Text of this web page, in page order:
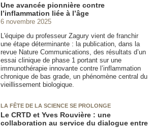
Une avancée pionnière contre
l’inflammation liée à l’âge
6 novembre 2025
L'équipe du professeur Zagury vient de franchir
une étape déterminante : la publication, dans la
revue Nature Communications, des résultats d’un
essai clinique de phase 1 portant sur une
immunothérapie innovante contre l’inflammation
chronique de bas grade, un phénomène central du
vieillissement biologique.
LA FÊTE DE LA SCIENCE SE PROLONGE
Le CRTD et Yves Rouvière : une
collaboration au service du dialogue entre